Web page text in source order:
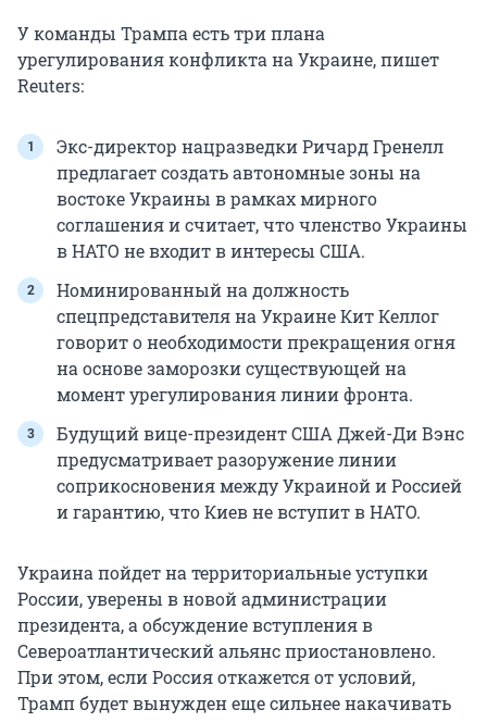
У команды Трампа есть три плана
урегулирования конфликта на Украине, пишет
Reuters:
Экс-директор нацразведки Ричард Гренелл
предлагает создать автономные зоны на
востоке Украины в рамках мирного
соглашения и считает, что членство Украины
в НАТО не входит в интересы США.
Номинированный на должность
спецпредставителя на Украине Кит Келлог
говорит о необходимости прекращения огня
на основе заморозки существующей на
момент урегулирования линии фронта.
Будущий вице-президент США Джей-Ди Вэнс
предусматривает разоружение линии
соприкосновения между Украиной и Россией
и гарантию, что Киев не вступит в НАТО.
Украина пойдет на территориальные уступки
России, уверены в новой администрации
президента, а обсуждение вступления в
Североатлантический альянс приостановлено.
При этом, если Россия откажется от условий,
Трамп будет вынужден еще сильнее накачивать